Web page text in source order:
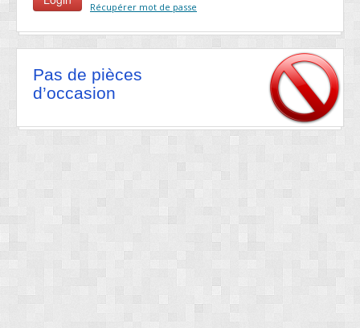
Récupérer mot de passe
Pas de pièces
d’occasion